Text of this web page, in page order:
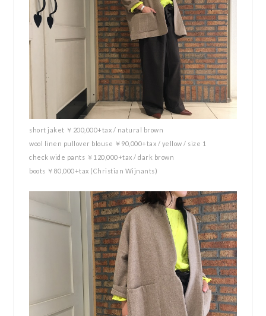
short jaket ￥200,000+tax / natural brown
wool linen pullover blouse ￥90,000+tax / yellow / size 1
check wide pants ￥120,000+tax / dark brown
boots ￥80,000+tax (Christian Wijnants)